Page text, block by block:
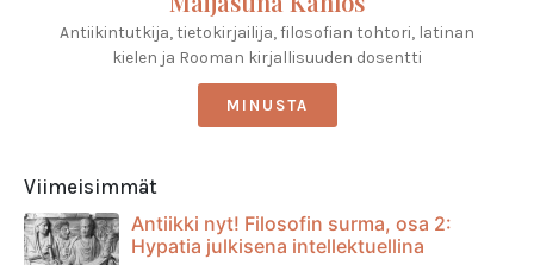
Antiikintutkija, tietokirjailija, filosofian tohtori, latinan
kielen ja Rooman kirjallisuuden dosentti
MINUSTA
Viimeisimmät
Antiikki nyt! Filosofin surma, osa 2:
Hypatia julkisena intellektuellina